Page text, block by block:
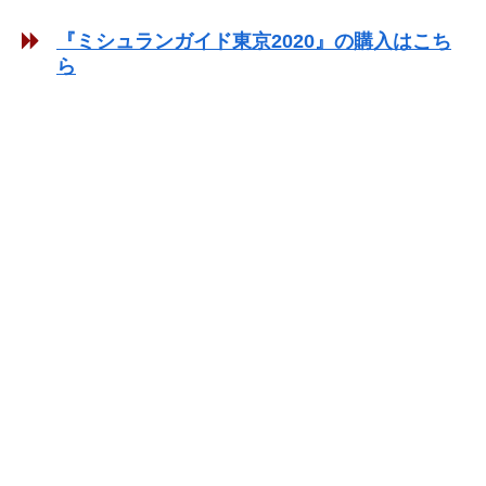
『ミシュランガイド東京2020』の購入はこち
ら